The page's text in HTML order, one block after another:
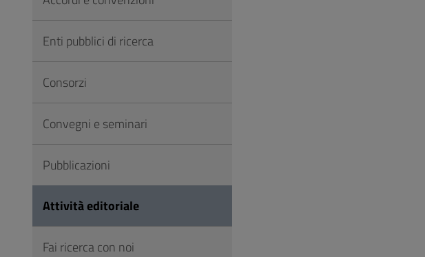
FooterEnti pubblici di ricerca
Consorzi
Convegni e seminari
Pubblicazioni
Attività editoriale
Fai ricerca con noi